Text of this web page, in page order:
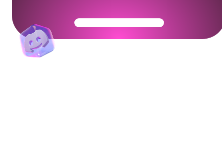
Get Your Community Ready